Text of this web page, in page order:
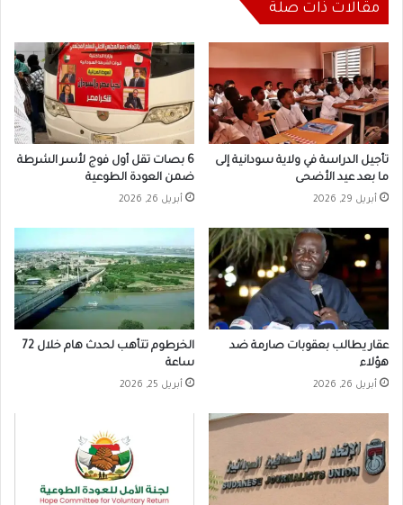
مقالات ذات صلة
تأجيل الدراسة في ولاية سودانية إلى
ما بعد عيد الأضحى
أبريل 29, 2026
6 بصات تقل أول فوج لأسر الشرطة
ضمن العودة الطوعية
أبريل 26, 2026
عقار يطالب بعقوبات صارمة ضد
هؤلاء
أبريل 26, 2026
الخرطوم تتأهب لحدث هام خلال 72
ساعة
أبريل 25, 2026